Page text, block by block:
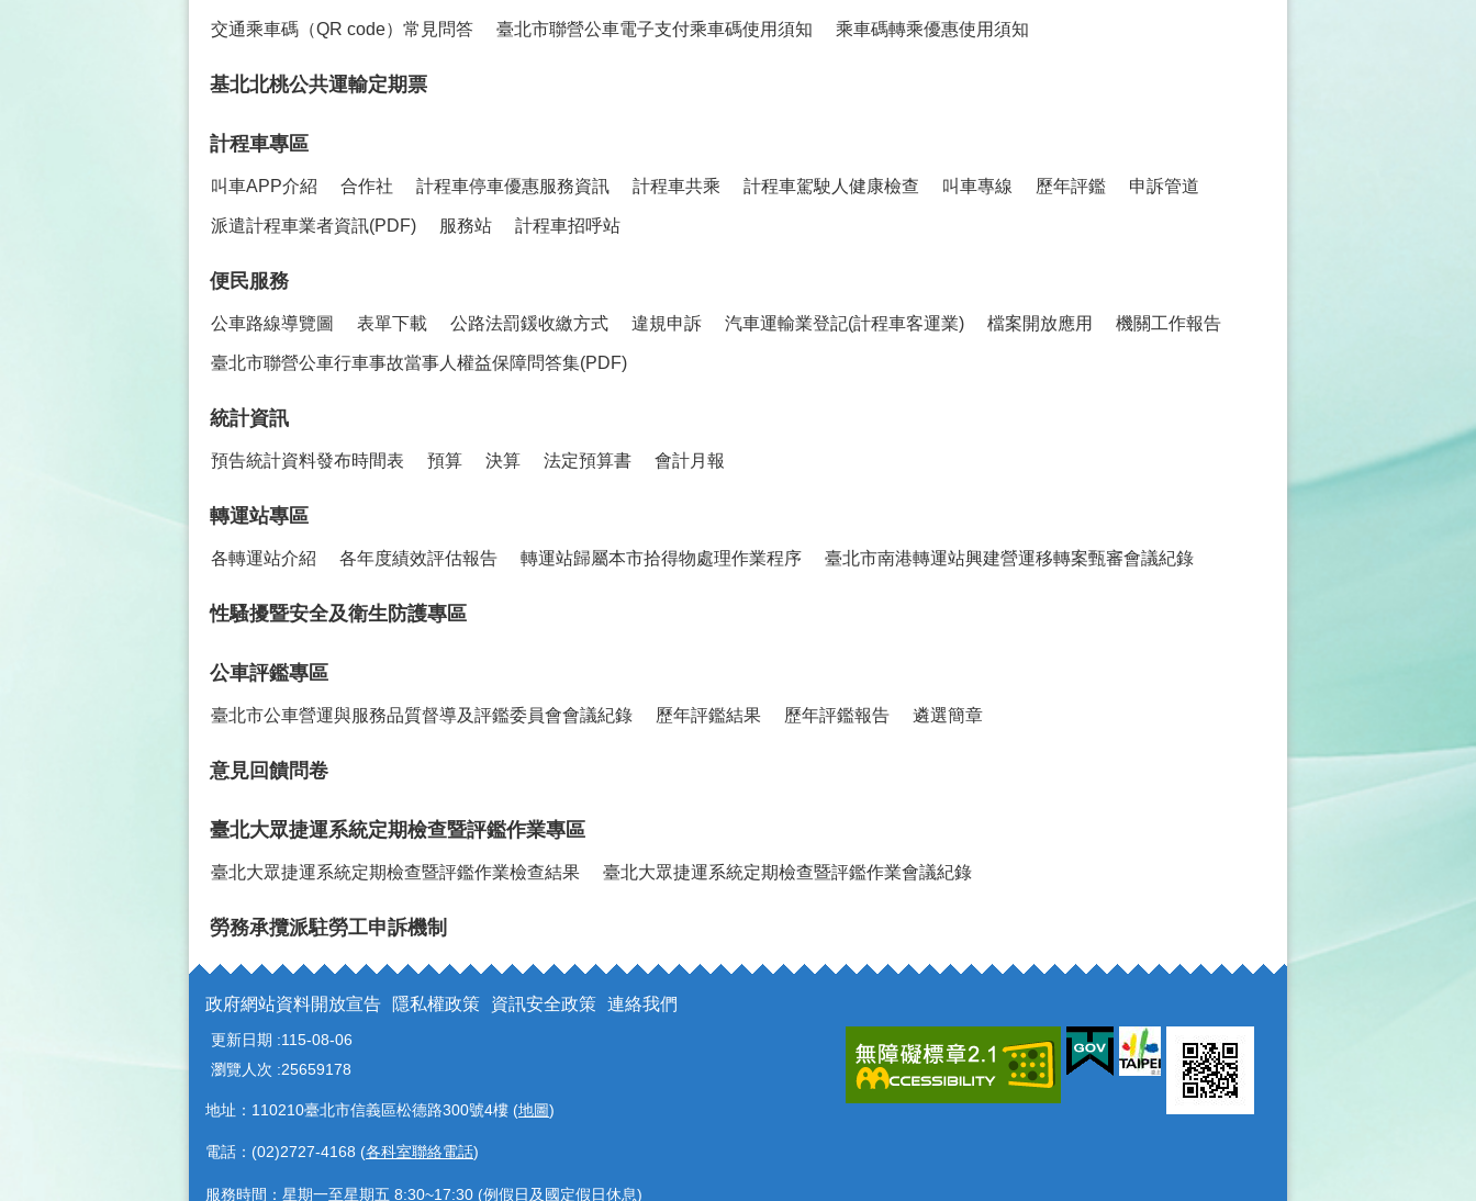
交通乘車碼（QR code）常見問答 臺北市聯營公車電子支付乘車碼使用須知 乘車碼轉乘優惠使用須知
基北北桃公共運輸定期票
計程車專區
叫車APP介紹 合作社 計程車停車優惠服務資訊 計程車共乘 計程車駕駛人健康檢查 叫車專線 歷年評鑑 申訴管道
派遣計程車業者資訊(PDF) 服務站 計程車招呼站
便民服務
公車路線導覽圖 表單下載 公路法罰鍰收繳方式 違規申訴 汽車運輸業登記(計程車客運業) 檔案開放應用 機關工作報告
臺北市聯營公車行車事故當事人權益保障問答集(PDF)
統計資訊
預告統計資料發布時間表 預算 決算 法定預算書 會計月報
轉運站專區
各轉運站介紹 各年度績效評估報告 轉運站歸屬本市拾得物處理作業程序 臺北市南港轉運站興建營運移轉案甄審會議紀錄
性騷擾暨安全及衛生防護專區
公車評鑑專區
臺北市公車營運與服務品質督導及評鑑委員會會議紀錄 歷年評鑑結果 歷年評鑑報告 遴選簡章
意見回饋問卷
臺北大眾捷運系統定期檢查暨評鑑作業專區
臺北大眾捷運系統定期檢查暨評鑑作業檢查結果 臺北大眾捷運系統定期檢查暨評鑑作業會議紀錄
勞務承攬派駐勞工申訴機制
政府網站資料開放宣告 隱私權政策 資訊安全政策 連絡我們
更新日期
115-08-06
瀏覽人次 25659178
地址：110210臺北市信義區松德路300號4樓 (地圖)
電話：(02)2727-4168 (各科室聯絡電話)
服務時間：星期一至星期五 8:30~17:30 (例假日及國定假日休息)